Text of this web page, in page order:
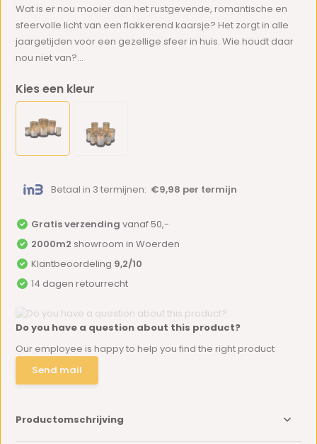
Wat is er nou mooier dan het rustgevende, romantische en
sfeervolle licht van een flakkerend kaarsje? Het zorgt in alle
jaargetijden voor een gezellige sfeer in huis. Wie houdt daar
nou niet van?...
Kies een kleur
Betaal in 3 termijnen: €9,98 per termijn
Gratis verzending vanaf 50,-
2000m2 showroom in Woerden
Klantbeoordeling 9,2/10
14 dagen retourrecht
Do you have a question about this product?
Our employee is happy to help you find the right product
Send mail
Productomschrijving